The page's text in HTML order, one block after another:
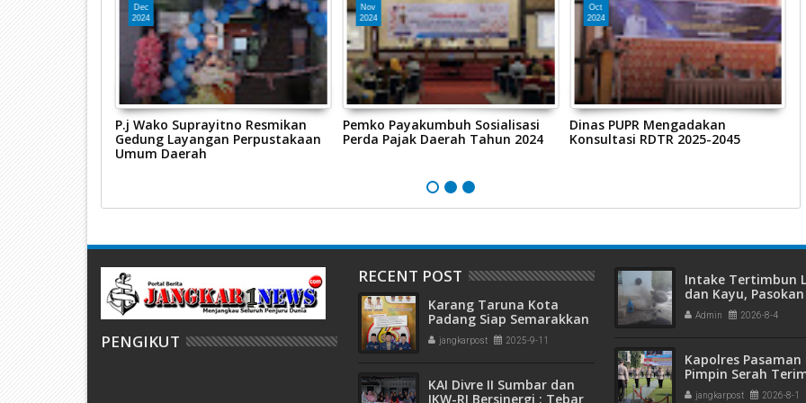
Dec
2024
P.j Wako Suprayitno Resmikan
Gedung Layangan Perpustakaan
Umum Daerah
Nov
2024
Pemko Payakumbuh Sosialisasi
Perda Pajak Daerah Tahun 2024
Oct
2024
Dinas PUPR Mengadakan
Konsultasi RDTR 2025-2045
PENGIKUT
RECENT POST
Karang Taruna Kota
Padang Siap Semarakkan
HUT ke-65 : Dari
Lapangan Hijau hingga
jangkarpost 2025-9-11
KAI Divre II Sumbar dan
IKW-RI Bersinergi : Tebar
Intake Tertimbun
dan Kayu,
Bersih di Kota
Terganggu
Admin 2026-8-4
Kapolres
Pimpin Serah
Jabatan PJU Polres
jangkarpost 2026-8-1